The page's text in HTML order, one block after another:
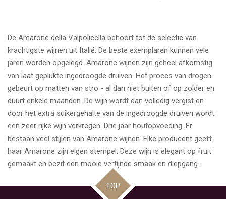
De Amarone della Valpolicella behoort tot de selectie van
krachtigste wijnen uit Italië. De beste exemplaren kunnen vele
jaren worden opgelegd. Amarone wijnen zijn geheel afkomstig
van laat geplukte ingedroogde druiven. Het proces van drogen
gebeurt op matten van stro - al dan niet buiten of op zolder en
duurt enkele maanden. De wijn wordt dan volledig vergist en
door het extra suikergehalte van de ingedroogde druiven wordt
een zeer rijke wijn verkregen. Drie jaar houtopvoeding. Er
bestaan veel stijlen van Amarone wijnen. Elke producent geeft
haar Amarone zijn eigen stempel. Deze wijn is elegant op fruit
gemaakt en bezit een mooie verfijnde smaak en diepgang.
TOP